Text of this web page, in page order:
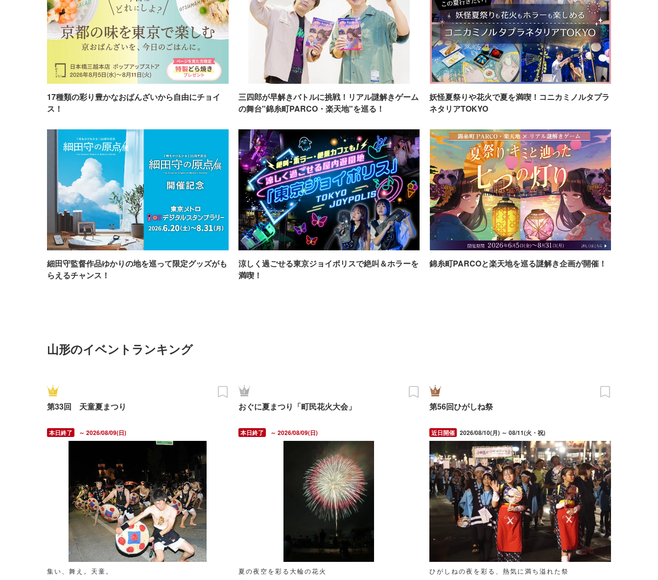
17種類の彩り豊かなおばんざいから自由にチョイ
ス！
三四郎が早解きバトルに挑戦！リアル謎解きゲーム
の舞台"錦糸町PARCO・楽天地"を巡る！
妖怪夏祭りや花火で夏を満喫！コニカミノルタプラ
ネタリアTOKYO
細田守監督作品ゆかりの地を巡って限定グッズがも
らえるチャンス！
涼しく過ごせる東京ジョイポリスで絶叫＆ホラーを
満喫！
錦糸町PARCOと楽天地を巡る謎解き企画が開催！
山形のイベントランキング
第33回 天童夏まつり
～ 2026/08/09(日)
集い、舞え。天童。
おぐに夏まつり「町民花火大会」
～ 2026/08/09(日)
夏の夜空を彩る大輪の花火
第56回ひがしね祭
2026/08/10(月) ～ 08/11(火・祝)
ひがしねの夜を彩る、熱気に満ち溢れた祭